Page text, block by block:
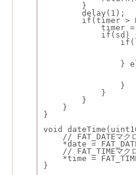
}
delay(1);
if(timer >
timer =
if(sd)
light =
}
light =
}
}
}
}
}
void
// FAT_DATEマクロ
*date =
// FAT_TIMEマクロ
*time =
}